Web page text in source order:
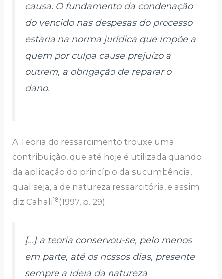
causa. O fundamento da condenação
do vencido nas despesas do processo
estaria na norma jurídica que impõe a
quem por culpa cause prejuízo a
outrem, a obrigação de reparar o
dano.
A Teoria do ressarcimento trouxe uma
contribuição, que até hoje é utilizada quando
da aplicação do princípio da sucumbência,
qual seja, a de natureza ressarcitória, e assim
diz Cahali18 (1997, p. 29):
[…] a teoria conservou-se, pelo menos
em parte, até os nossos dias, presente
sempre a ideia da natureza